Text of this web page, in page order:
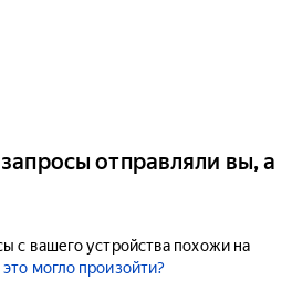
отправляли вы, а
с вашего устройства похожи на
могло произойти?